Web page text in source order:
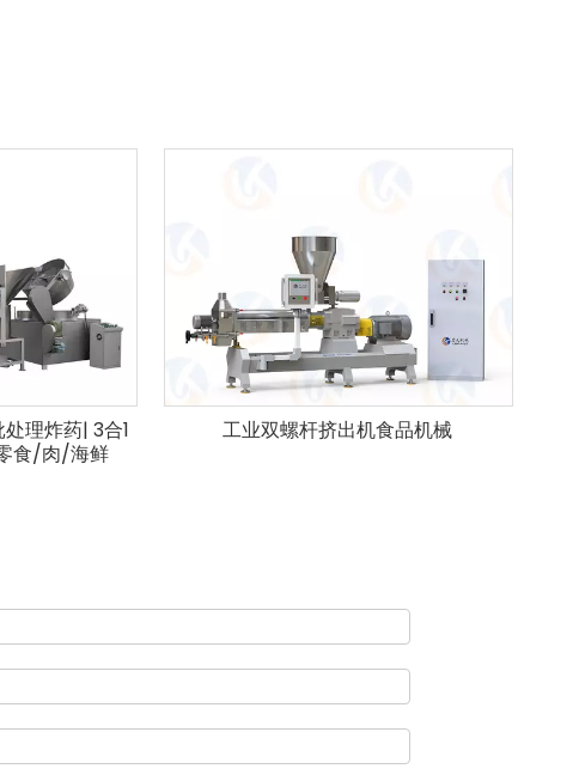
理炸药| 3合1
食/肉/海鲜
工业双螺杆挤出机食品机械